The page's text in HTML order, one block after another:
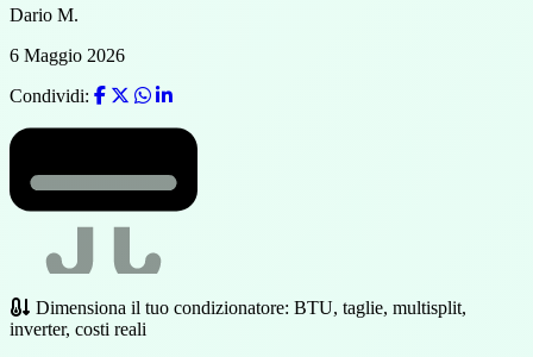
Dario M.
6 Maggio 2026
Condividi:
Dimensiona il tuo condizionatore: BTU, taglie, multisplit,
inverter, costi reali